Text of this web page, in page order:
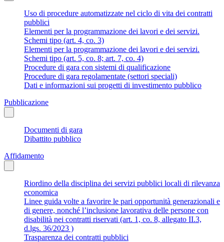
Uso di procedure automatizzate nel ciclo di vita dei contratti
pubblici
Elementi per la programmazione dei lavori e dei servizi.
Schemi tipo (art. 4, co. 3)
Elementi per la programmazione dei lavori e dei servizi.
Schemi tipo (art. 5, co. 8; art. 7, co. 4)
Procedure di gara con sistemi di qualificazione
Procedure di gara regolamentate (settori speciali)
Dati e informazioni sui progetti di investimento pubblico
Pubblicazione
Documenti di gara
Dibattito pubblico
Affidamento
Riordino della disciplina dei servizi pubblici locali di rilevanza
economica
Linee guida volte a favorire le pari opportunità generazionali e
di genere, nonché l’inclusione lavorativa delle persone con
disabilità nei contratti riservati (art. 1, co. 8, allegato II.3,
d.lgs. 36/2023 )
Trasparenza dei contratti pubblici